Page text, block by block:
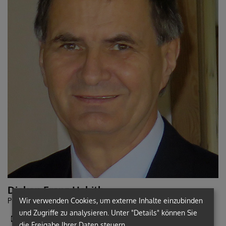
Diakon Franz Habith
PFLEGEHEIMSEELSORGER
+43 (670) 6075131
Wir verwenden Cookies, um externe Inhalte einzubinden
und Zugriffe zu analysieren. Unter "Details" können Sie